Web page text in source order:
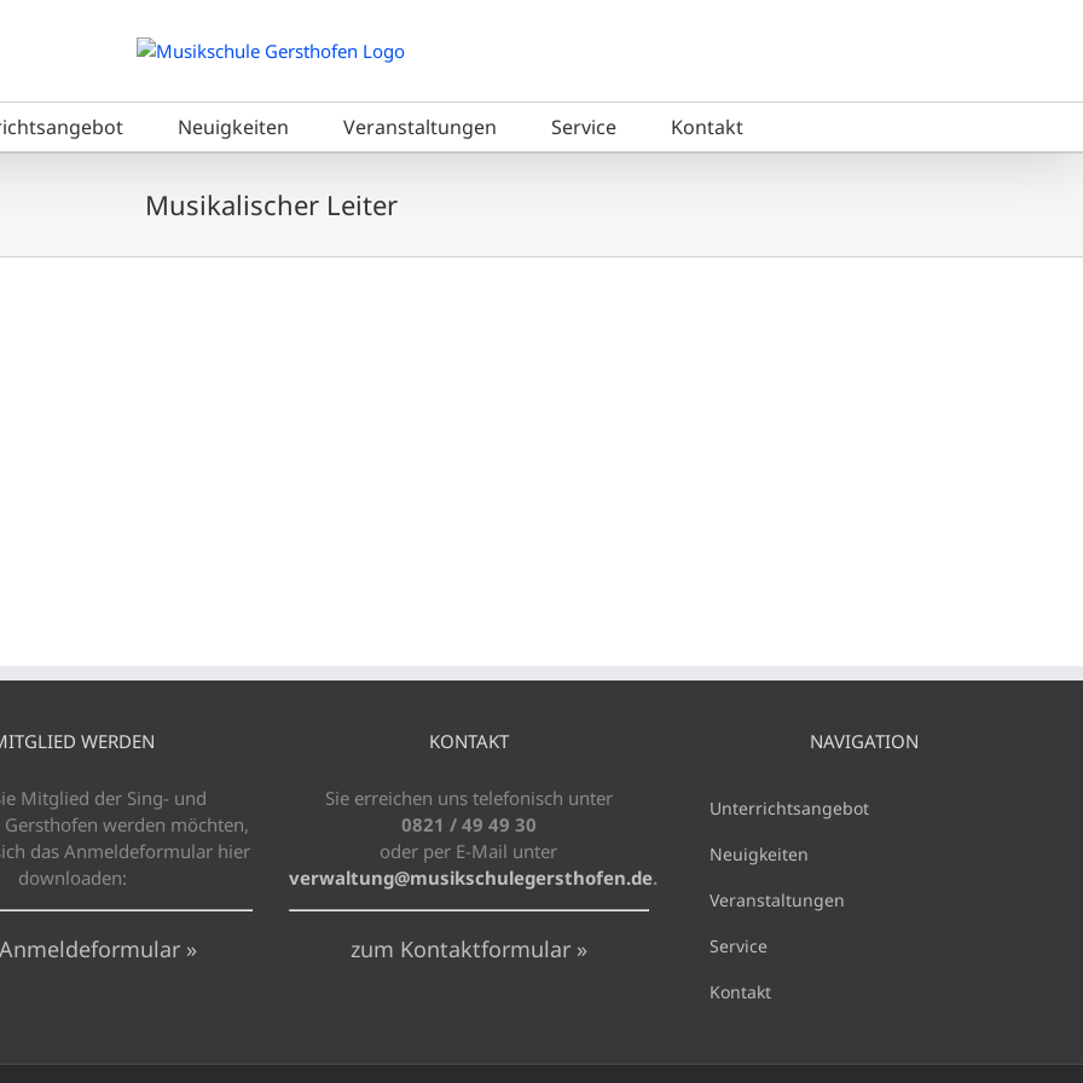
Neuigkeiten Veranstaltungen Service Kontakt
Musikalischer Leiter
WERDEN
Mitglied der Sing- und
werden möchten,
das Anmeldeformular hier
downloaden:
»
KONTAKT
Sie erreichen uns telefonisch unter
0821 / 49 49 30
oder per E-Mail unter
verwaltung@musikschulegersthofen.de.
zum Kontaktformular »
NAVIGATION
Unterrichtsangebot
Neuigkeiten
Veranstaltungen
Service
Kontakt